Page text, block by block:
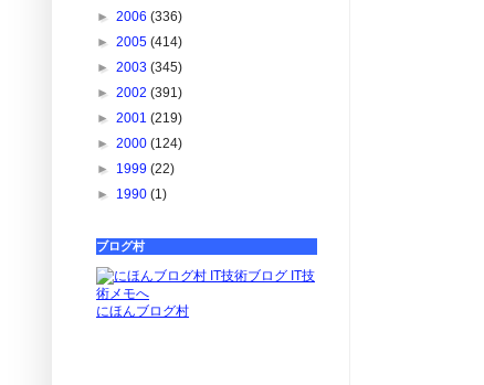
► 2006 (336)
► 2005 (414)
► 2003 (345)
► 2002 (391)
► 2001 (219)
► 2000 (124)
► 1999 (22)
► 1990 (1)
ブログ村
にほんブログ村